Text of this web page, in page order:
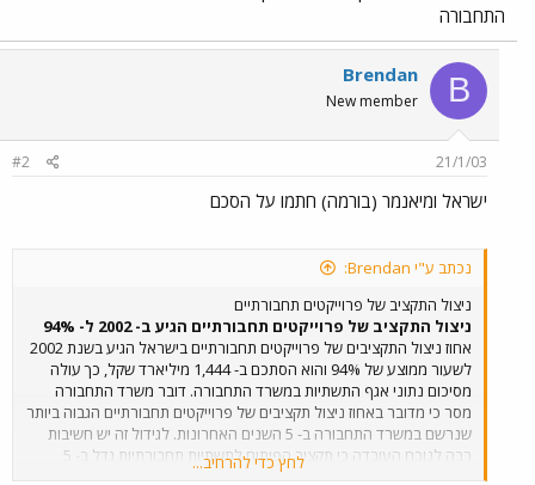
התחבורה
B
Brendan
New member
21/1/03
#2
ישראל ומיאנמר (בורמה) חתמו על הסכם
נכתב ע"י Brendan:
ניצול התקציב של פרוייקטים תחבורתיים
ניצול התקציב של פרוייקטים תחבורתיים הגיע ב- 2002 ל- 94%
אחוז ניצול התקציבים של פרוייקטים תחבורתיים בישראל הגיע בשנת 2002
לשעור ממוצע של 94% והוא הסתכם ב- 1,444 מיליארד שקל, כך עולה
מסיכום נתוני אגף התשתיות במשרד התחבורה. דובר משרד התחבורה
מסר כי מדובר באחוז ניצול תקציבים של פרוייקטים תחבורתיים הגבוה ביותר
שנרשם במשרד התחבורה ב- 5 השנים האחרונות. לגידול זה יש חשיבות
רבה לנוכח העובדה כי תקציב הפיתוח לתשתיות תחבורתיות גדל ב- 5
לחץ כדי להרחיב...